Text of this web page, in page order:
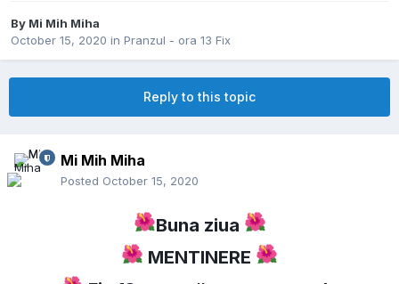
By Mi Mih Miha
October 15, 2020 in Pranzul - ora 13 Fix
Reply to this topic
Mi Mih Miha
Posted October 15, 2020
🌺Buna ziua 🌺
🌺 MENTINERE 🌺